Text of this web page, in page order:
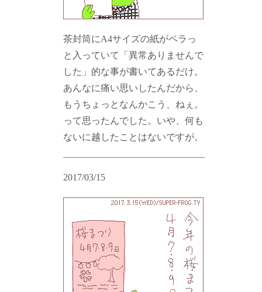
茶封筒にA4サイズの紙がペラっ
と入っていて「異常ありませんで
した」的な事が書いてあるだけ。
あんなに痛い思いしたんだから、
もうちょっとなんかこう、ねぇ。
って思ったんでした。いや、何も
ないに越したことはないですが。
2017/03/15